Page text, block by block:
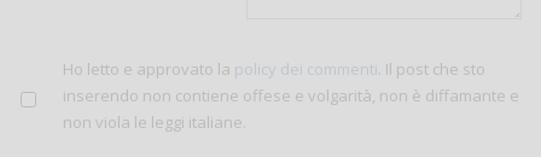
Ho letto e approvato la policy dei commenti. Il post che sto
inserendo non contiene offese e volgarità, non è diffamante e
non viola le leggi italiane.